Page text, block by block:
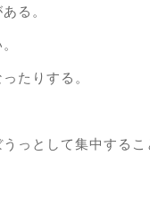
る。
たりする。
っとして集中するこ